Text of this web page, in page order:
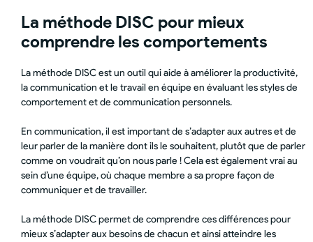
La méthode DISC pour mieux
comprendre les comportements
La méthode DISC est un outil qui aide à améliorer la productivité,
la communication et le travail en équipe en évaluant les styles de
comportement et de communication personnels.
En communication, il est important de s’adapter aux autres et de
leur parler de la manière dont ils le souhaitent, plutôt que de parler
comme on voudrait qu’on nous parle ! Cela est également vrai au
sein d’une équipe, où chaque membre a sa propre façon de
communiquer et de travailler.
La méthode DISC permet de comprendre ces différences pour
mieux s’adapter aux besoins de chacun et ainsi atteindre les